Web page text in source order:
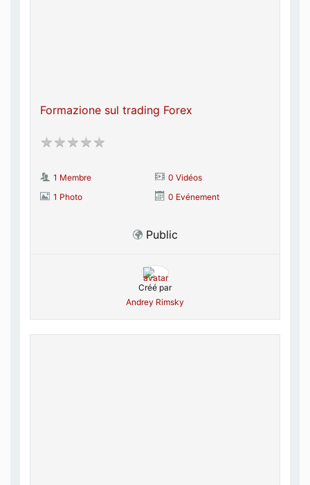
Formazione sul trading Forex
1 Membre
0 Vidéos
1 Photo
0 Evénement
Public
Créé par
Andrey Rimsky